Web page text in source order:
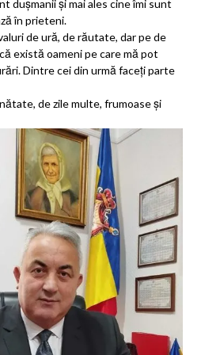
dușmanii și mai ales cine îmi sunt
în prieteni.
de ură, de răutate, dar pe de
există oameni pe care mă pot
Dintre cei din urmă faceți parte
de zile multe, frumoase și